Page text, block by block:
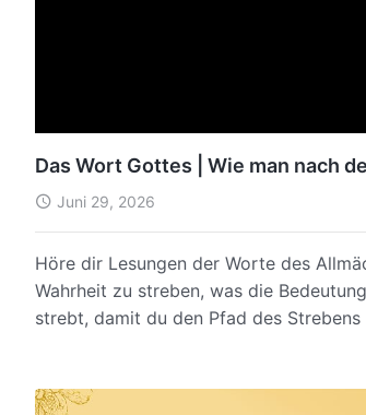
Das Wort Gottes | Wie man nach
Juni 29, 2026
Höre dir Lesungen der Worte des
Wahrheit zu streben, was die
strebt, damit du den Pfad des